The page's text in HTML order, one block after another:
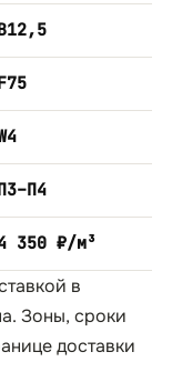
350 ₽/м³
в
. Зоны, сроки
доставки